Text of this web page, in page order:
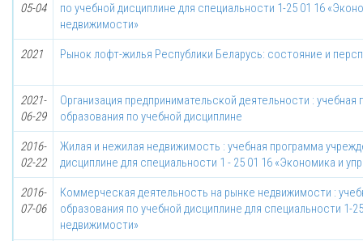
05-04
по учебной дисциплине для специальности 1-25 01 16
недвижимости»
2021 Рынок лофт-жилья Республики Беларусь: состояние и
2021-
06-29
Организация предпринимательской деятельности :
образования по учебной дисциплине
2016-
02-22
Жилая и нежилая недвижимость : учебная программа
дисциплине для специальности 1 - 25 01 16 «Экономика и
2016-
07-06
Коммерческая деятельность на рынке недвижимости :
образования по учебной дисциплине для специальности 1-
недвижимости»